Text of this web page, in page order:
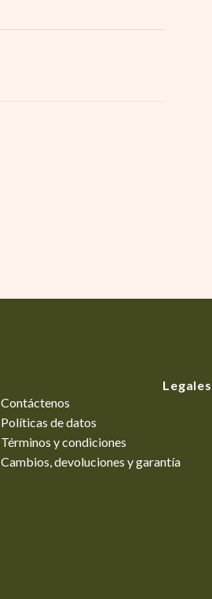
Legales
Contáctenos
Políticas de datos
Términos y condiciones
Cambios, devoluciones y garantía